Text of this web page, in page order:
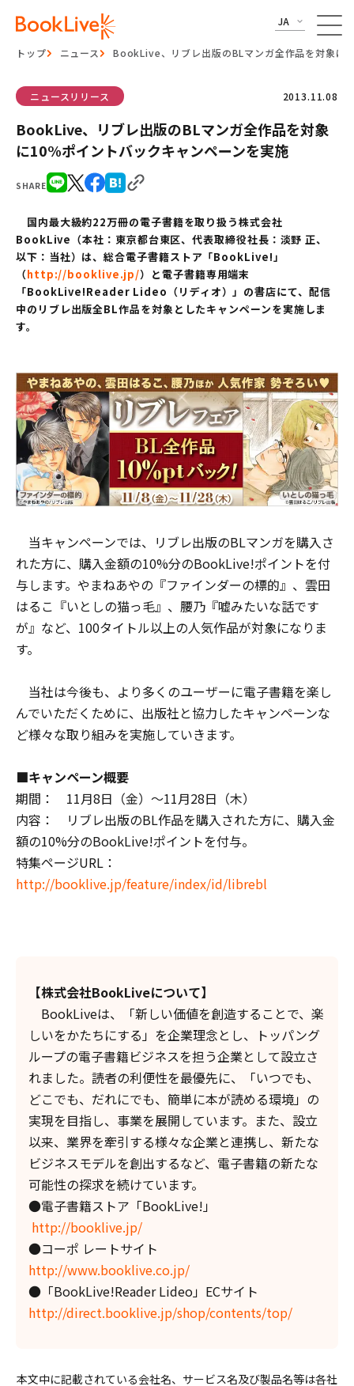
JA
トップ ニュース BookLive、リブレ出版のBLマンガ全作品を対象に
SHARE
ニュースリリース 2013.11.08
BookLive、リブレ出版のBLマンガ全作品を対象
に10%ポイントバックキャンペーンを実施
国内最大級約22万冊の電子書籍を取り扱う株式会社
BookLive（本社：東京都台東区、代表取締役社長：淡野 正、
以下：当社）は、総合電子書籍ストア「BookLive!」
（http://booklive.jp/）と電子書籍専用端末
「BookLive!Reader Lideo（リディオ）」の書店にて、配信
中のリブレ出版全BL作品を対象としたキャンペーンを実施しま
す。
当キャンペーンでは、リブレ出版のBLマンガを購入さ
れた方に、購入金額の10%分のBookLive!ポイントを付
与します。やまねあやの『ファインダーの標的』、雲田
はるこ『いとしの猫っ毛』、腰乃『嘘みたいな話です
が』など、100タイトル以上の人気作品が対象になりま
す。
当社は今後も、より多くのユーザーに電子書籍を楽し
んでいただくために、出版社と協力したキャンペーンな
ど様々な取り組みを実施していきます。
■キャンペーン概要
期間： 11月8日（金）～11月28日（木）
内容： リブレ出版のBL作品を購入された方に、購入金
額の10%分のBookLive!ポイントを付与。
特集ページURL：
http://booklive.jp/feature/index/id/librebl
【株式会社BookLiveについて】
BookLiveは、「新しい価値を創造することで、楽
しいをかたちにする」を企業理念とし、トッパング
ループの電子書籍ビジネスを担う企業として設立さ
れました。読者の利便性を最優先に、「いつでも、
どこでも、だれにでも、簡単に本が読める環境」の
実現を目指し、事業を展開しています。また、設立
以来、業界を牽引する様々な企業と連携し、新たな
ビジネスモデルを創出するなど、電子書籍の新たな
可能性の探求を続けています。
●電子書籍ストア「BookLive!」
http://booklive.jp/
●コーポ レートサイト
http://www.booklive.co.jp/
●「BookLive!Reader Lideo」ECサイト
http://direct.booklive.jp/shop/contents/top/
本文中に記載されている会社名、サービス名及び製品名等は各社